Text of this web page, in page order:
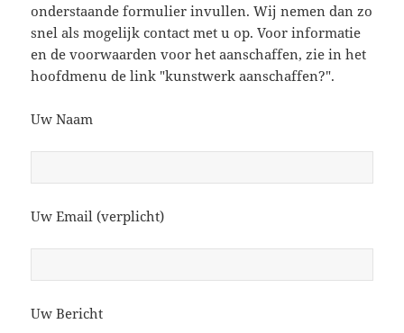
onderstaande formulier invullen. Wij nemen dan zo
snel als mogelijk contact met u op. Voor informatie
en de voorwaarden voor het aanschaffen, zie in het
hoofdmenu de link "kunstwerk aanschaffen?".
Uw Naam
Uw Email (verplicht)
Uw Bericht